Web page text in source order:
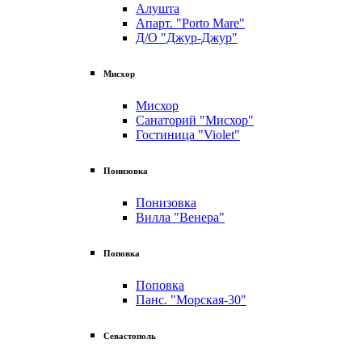
Алушта
Апарт. "Porto Mare"
Д/О "Джур-Джур"
Мисхор
Мисхор
Санаторий "Мисхор"
Гостиница "Violet"
Понизовка
Понизовка
Вилла "Венера"
Поповка
Поповка
Панс. "Морская-30"
Севастополь